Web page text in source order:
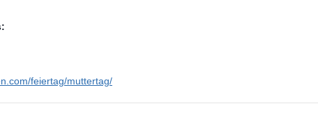
feiertag/muttertag/